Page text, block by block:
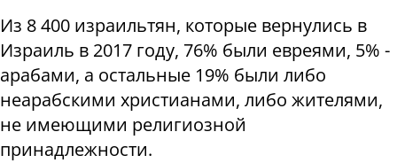
Из 8 400 израильтян, которые вернулись в
Израиль в 2017 году, 76% были евреями, 5% -
арабами, а остальные 19% были либо
неарабскими христианами, либо жителями,
не имеющими религиозной
принадлежности.